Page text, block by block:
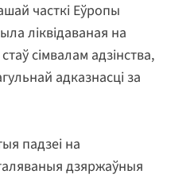
часткі Еўропы
ліквідаваная на
сімвалам адзінства,
адказнасці за
падзеі на
дзяржаўныя